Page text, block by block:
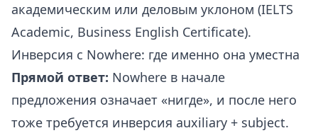
академическим или деловым уклоном (IELTS
Academic, Business English Certificate).
Инверсия с Nowhere: где именно она уместна
Прямой ответ: Nowhere в начале
предложения означает «нигде», и после него
тоже требуется инверсия auxiliary + subject.